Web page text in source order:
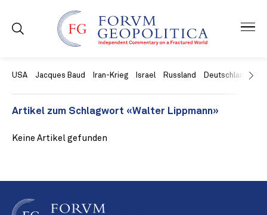
USA Jacques Baud Iran-Krieg Israel Russland Deutschland
Artikel zum Schlagwort «Walter Lippmann»
Keine Artikel gefunden